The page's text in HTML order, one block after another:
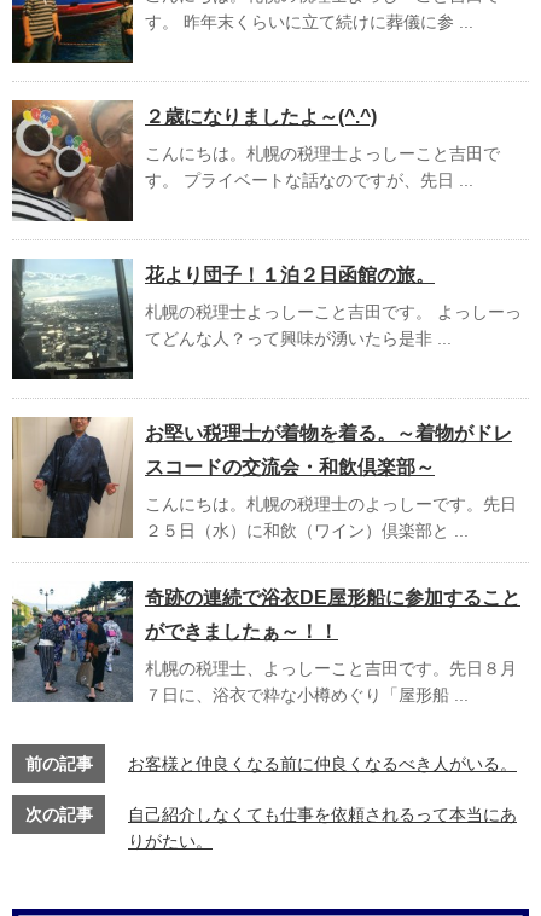
す。 昨年末くらいに立て続けに葬儀に参 ...
２歳になりましたよ～(^.^)
こんにちは。札幌の税理士よっしーこと吉田で
す。 プライベートな話なのですが、先日 ...
花より団子！１泊２日函館の旅。
札幌の税理士よっしーこと吉田です。 よっしーっ
てどんな人？って興味が湧いたら是非 ...
お堅い税理士が着物を着る。～着物がドレ
スコードの交流会・和飲倶楽部～
こんにちは。札幌の税理士のよっしーです。先日
２５日（水）に和飲（ワイン）倶楽部と ...
奇跡の連続で浴衣DE屋形船に参加すること
ができましたぁ～！！
札幌の税理士、よっしーこと吉田です。先日８月
７日に、浴衣で粋な小樽めぐり「屋形船 ...
前の記事 お客様と仲良くなる前に仲良くなるべき人がいる。
次の記事
自己紹介しなくても仕事を依頼されるって本当にあ
りがたい。